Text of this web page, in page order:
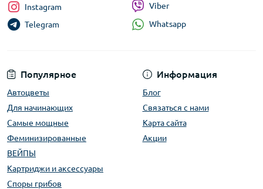
Популярное
Автоцветы
Для начинающих
Самые мощные
Феминизированные
ВЕЙПЫ
Картриджи и аксессуары
Споры грибов
Информация
Блог
Связаться с нами
Карта сайта
Акции
Instagram
Telegram
Viber
Whatsapp